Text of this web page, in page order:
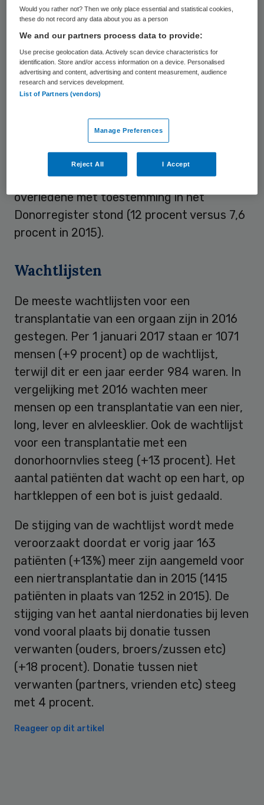
transplantatie. Van de 7684 overledenen op
de IC’s in Nederlandse ziekenhuizen waren
er 883 medisch geschikt om te doneren. In
2015 waren dat nog 970 van 7833
overledenen.
toestemming gegeven voor donatie.
Opvallend is volgens de NTS dat
nabestaanden ook vaker een donatie
hebben tegengehouden terwijl de
overledene met toestemming in het
Donorregister stond (12 procent versus 7,6
procent in 2015).
Wachtlijsten
De meeste wachtlijsten voor een
transplantatie van een orgaan zijn in 2016
gestegen. Per 1 januari 2017 staan er 1071
mensen (+9 procent) op de wachtlijst,
terwijl dit er een jaar eerder 984 waren. In
vergelijking met 2016 wachten meer
mensen op een transplantatie van een nier,
long, lever en alvleesklier. Ook de wachtlijst
voor een transplantatie met een
donorhoornvlies steeg (+13 procent). Het
aantal patiënten dat wacht op een hart, op
hartkleppen of een bot is juist gedaald.
De stijging van de wachtlijst wordt mede
veroorzaakt doordat er vorig jaar 163
patiënten (+13%) meer zijn aangemeld voor
een niertransplantatie dan in 2015 (1415
patiënten in plaats van 1252 in 2015). De
stijging van het aantal nierdonaties bij leven
vond vooral plaats bij donatie tussen
verwanten (ouders, broers/zussen etc)
(+18 procent). Donatie tussen niet
verwanten (partners, vrienden etc) steeg
met 4 procent.
Reageer op dit artikel
Would you rather not? Then we only place essential and statistical cookies,
these do not record any data about you as a person
We and our partners process data to provide:
Use precise geolocation data. Actively scan device characteristics for
identification. Store and/or access information on a device. Personalised
advertising and content, advertising and content measurement, audience
research and services development.
List of Partners (vendors)
Manage Preferences
Reject All I Accept